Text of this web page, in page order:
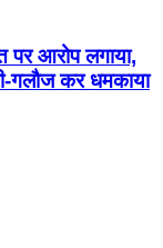
पर आरोप लगाया,
गलौज कर धमकाया